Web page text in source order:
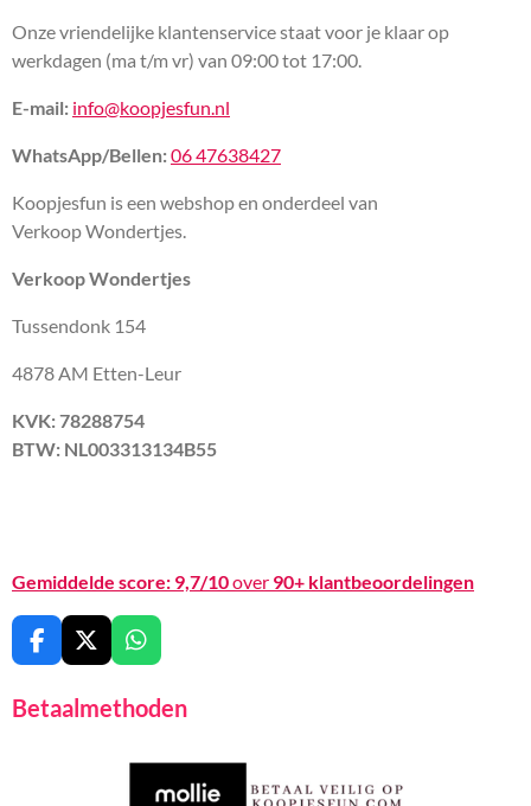
Onze vriendelijke klantenservice staat voor je klaar op
werkdagen (ma t/m vr) van 09:00 tot 17:00.
E-mail: info@koopjesfun.nl
WhatsApp/Bellen:06 47638427
Koopjesfun is een webshop en onderdeel van
Verkoop Wondertjes.
Verkoop Wondertjes
Tussendonk 154
4878 AM Etten-Leur
KVK: 78288754
BTW: NL003313134B55
Gemiddelde score: 9,7/10over 90+ klantbeoordelingen
F
a
c
e
X
W
h
t
A
Betaalmethoden